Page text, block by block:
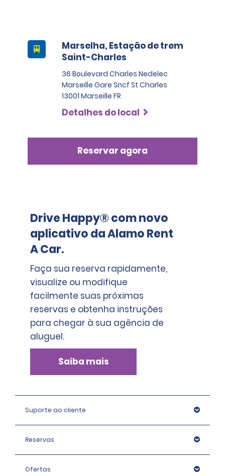
voiture/equipement-de-la-voiture/nouveaux
Marselha, Estação de trem
Saint-Charles
36 Boulevard Charles Nedelec
Marseille Gare Sncf St Charles
13001 Marseille FR
Detalhes do local
Reservar agora
Drive Happy® com novo
aplicativo da Alamo Rent
A Car.
Faça sua reserva rapidamente,
visualize ou modifique
facilmente suas próximas
reservas e obtenha instruções
para chegar à sua agência de
aluguel.
Saiba mais
Suporte ao cliente
Reservas
Ofertas